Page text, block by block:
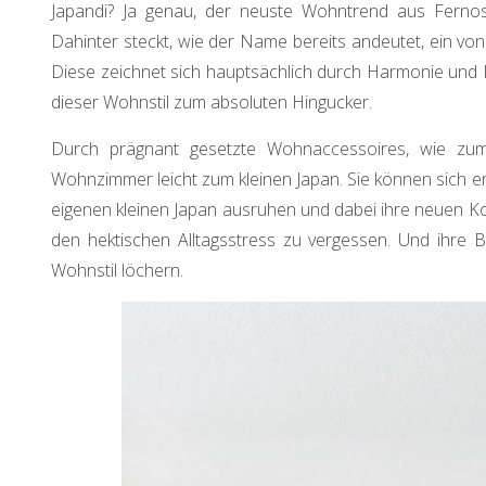
Japandi? Ja genau, der neuste Wohntrend aus
Dahinter steckt, wie der Name bereits andeutet, ein
Diese zeichnet sich hauptsächlich durch Harmonie
dieser Wohnstil zum absoluten Hingucker.
Durch prägnant gesetzte Wohnaccessoires, wie
Wohnzimmer leicht zum kleinen Japan. Sie können
eigenen kleinen Japan ausruhen und dabei ihre neuen
den hektischen Alltagsstress zu vergessen. Und ihre
Wohnstil löchern.